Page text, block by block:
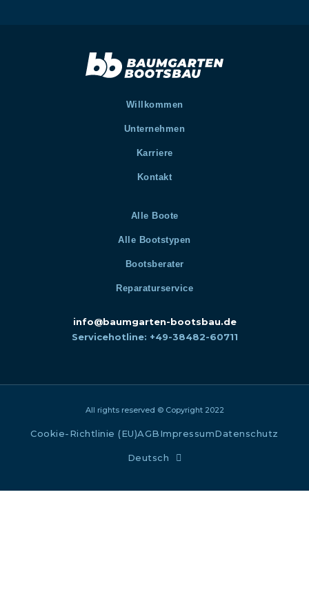
Alle Boote
Alle Bootstypen
Bootsberater
Reparaturservice
Willkommen
Unternehmen
Karriere
Kontakt
info@baumgarten-bootsbau.de
Servicehotline: +49-38482-60711
All rights reserved © Copyright 2022
Cookie-Richtlinie (EU)AGBImpressumDatenschutz
Deutsch